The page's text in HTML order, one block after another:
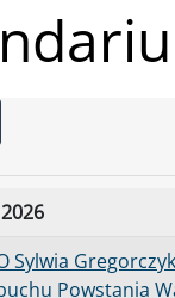
Sylwia
Powstania